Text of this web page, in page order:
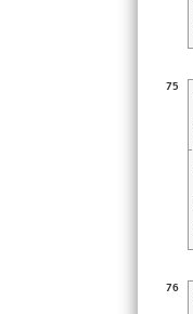
75
76